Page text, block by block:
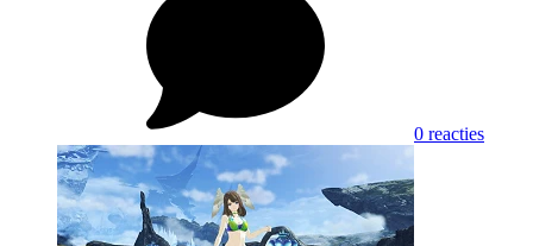
0 reacties